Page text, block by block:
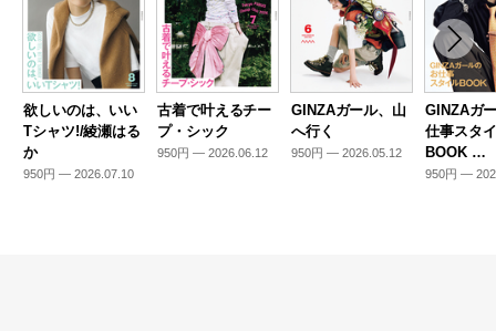
欲しいのは、いい
Tシャツ!/綾瀬はる
か
950円 — 2026.07.10
古着で叶えるチー
プ・シック
950円 — 2026.06.12
GINZAガール、山
へ行く
950円 — 2026.05.12
GINZAガ
仕事スタ
BOOK …
950円 —